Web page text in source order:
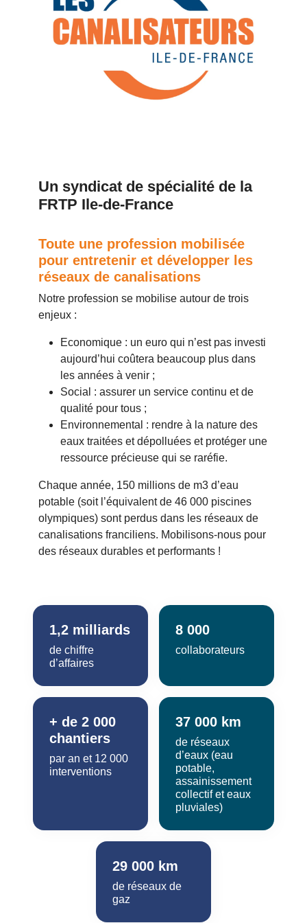
Un syndicat de spécialité de la
FRTP Ile-de-France
Toute une profession mobilisée
pour entretenir et développer les
réseaux de canalisations
Notre profession se mobilise autour de trois
enjeux :
Economique : un euro qui n’est pas investi
aujourd’hui coûtera beaucoup plus dans
les années à venir ;
Social : assurer un service continu et de
qualité pour tous ;
Environnemental : rendre à la nature des
eaux traitées et dépolluées et protéger une
ressource précieuse qui se raréfie.
Chaque année, 150 millions de m3 d’eau
potable (soit l’équivalent de 46 000 piscines
olympiques) sont perdus dans les réseaux de
canalisations franciliens. Mobilisons-nous pour
des réseaux durables et performants !
1,2 milliards
de chiffre
d’affaires
8 000
collaborateurs
+ de 2 000
chantiers
par an et 12 000
interventions
37 000 km
de réseaux
d’eaux (eau
potable,
assainissement
collectif et eaux
pluviales)
29 000 km
de réseaux de
gaz